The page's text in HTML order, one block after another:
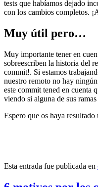
tests que habíamos dejado
con los cambios completos.
Muy útil pero…
Muy importante tener en
sobreescriben la historia del
commit!. Si estamos
nuestro remoto no hay
este commit tened en cuenta
viendo si alguna de sus
Espero que os haya resultado
Esta entrada fue publicada en